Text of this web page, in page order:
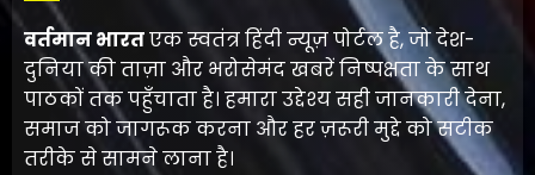
वर्तमान भारतएक स्वतंत्र हिंदी न्यूज़ पोर्टल है, जो देश-
दुनिया की ताज़ा और भरोसेमंद खबरें निष्पक्षता के साथ
पाठकों तक पहुँचाता है। हमारा उद्देश्य सही जानकारी देना,
समाज को जागरूक करना और हर ज़रूरी मुद्दे को सटीक
तरीके से सामने लाना है।